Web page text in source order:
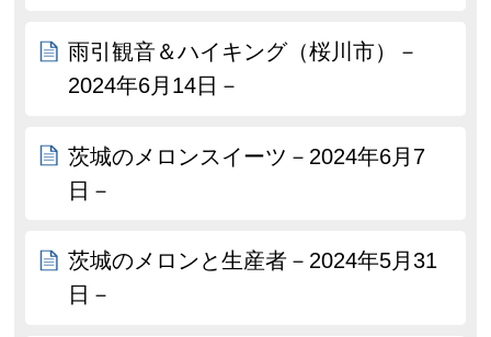
雨引観音＆ハイキング（桜川市）－
2024年6月14日－
茨城のメロンスイーツ－2024年6月7
日－
茨城のメロンと生産者－2024年5月31
日－